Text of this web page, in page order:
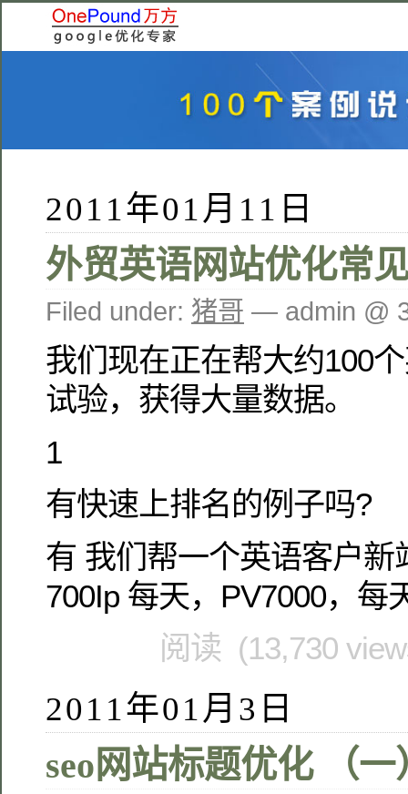
2011年01月11日
外贸英语网站优化常
Filed under: 猪哥 — admin @
我们现在正在帮大约100
试验，获得大量数据。
1
有快速上排名的例子吗?
有 我们帮一个英语客户新
700Ip 每天，PV7000，每
阅读 (13,730
2011年01月3日
seo网站标题优化 （一